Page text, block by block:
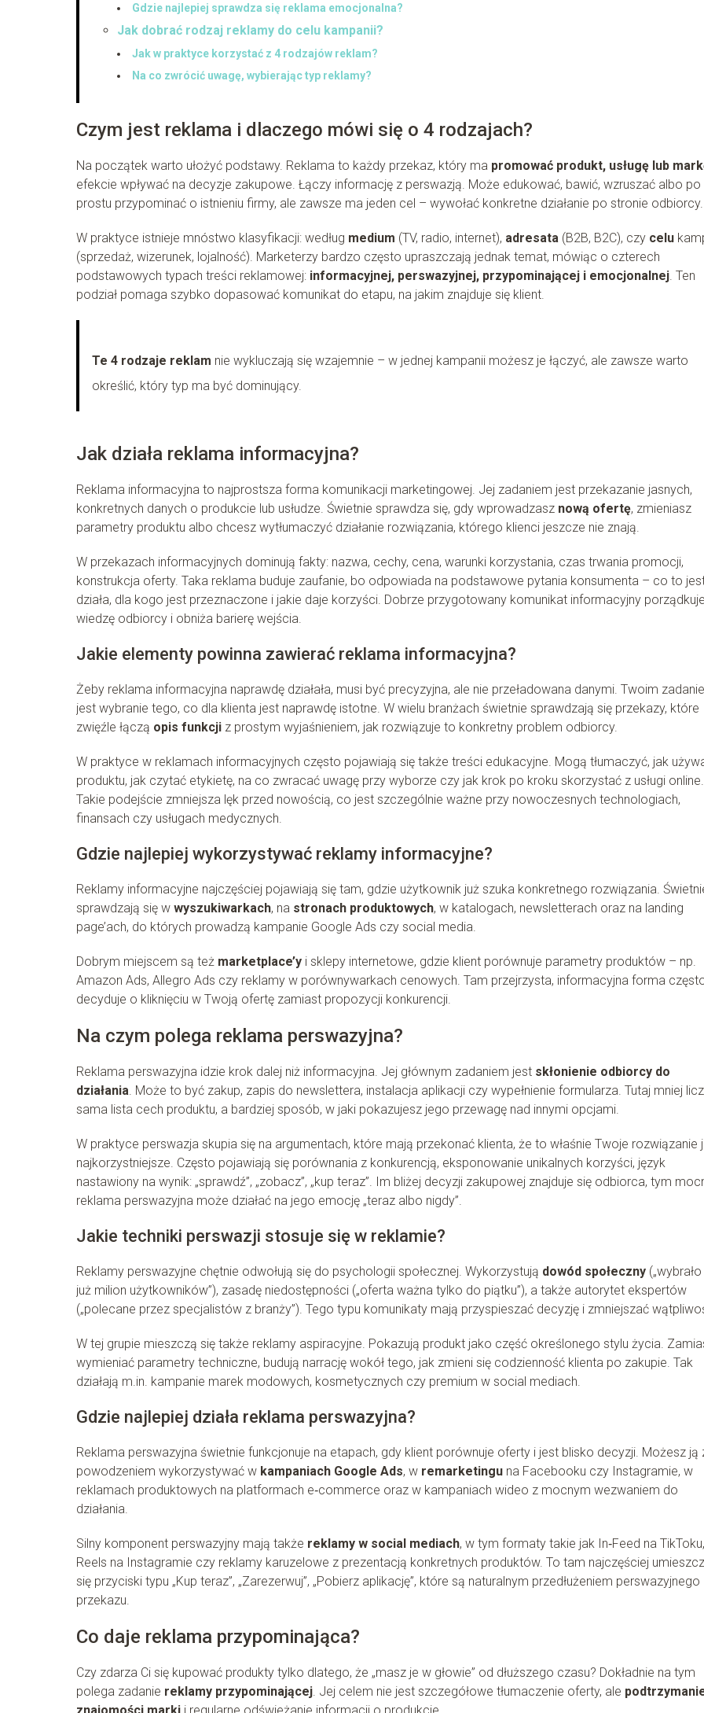
Gdzie najlepiej sprawdza się reklama emocjonalna?
Jak dobrać rodzaj reklamy do celu kampanii?
Jak w praktyce korzystać z 4 rodzajów reklam?
Na co zwrócić uwagę, wybierając typ reklamy?
Czym jest reklama i dlaczego mówi się o 4 rodzajach?
Na początek warto ułożyć podstawy. Reklama to każdy przekaz, który ma promować produkt, usługę lub
efekcie wpływać na decyzje zakupowe. Łączy informację z perswazją. Może edukować, bawić, wzruszać albo po
prostu przypominać o istnieniu firmy, ale zawsze ma jeden cel – wywołać konkretne działanie po stronie odbiorcy.
W praktyce istnieje mnóstwo klasyfikacji: według medium (TV, radio, internet), adresata (B2B, B2C), czy celu
(sprzedaż, wizerunek, lojalność). Marketerzy bardzo często upraszczają jednak temat, mówiąc o czterech
podstawowych typach treści reklamowej: informacyjnej, perswazyjnej, przypominającej i emocjonalnej. Ten
podział pomaga szybko dopasować komunikat do etapu, na jakim znajduje się klient.
Te 4 rodzaje reklam nie wykluczają się wzajemnie – w jednej kampanii możesz je łączyć, ale zawsze warto
określić, który typ ma być dominujący.
Jak działa reklama informacyjna?
Reklama informacyjna to najprostsza forma komunikacji marketingowej. Jej zadaniem jest przekazanie jasnych,
konkretnych danych o produkcie lub usłudze. Świetnie sprawdza się, gdy wprowadzasz nową ofertę, zmieniasz
parametry produktu albo chcesz wytłumaczyć działanie rozwiązania, którego klienci jeszcze nie znają.
W przekazach informacyjnych dominują fakty: nazwa, cechy, cena, warunki korzystania, czas trwania promocji,
konstrukcja oferty. Taka reklama buduje zaufanie, bo odpowiada na podstawowe pytania konsumenta – co to
działa, dla kogo jest przeznaczone i jakie daje korzyści. Dobrze przygotowany komunikat informacyjny
wiedzę odbiorcy i obniża barierę wejścia.
Jakie elementy powinna zawierać reklama informacyjna?
Żeby reklama informacyjna naprawdę działała, musi być precyzyjna, ale nie przeładowana danymi. Twoim
jest wybranie tego, co dla klienta jest naprawdę istotne. W wielu branżach świetnie sprawdzają się przekazy, które
zwięźle łączą opis funkcji z prostym wyjaśnieniem, jak rozwiązuje to konkretny problem odbiorcy.
W praktyce w reklamach informacyjnych często pojawiają się także treści edukacyjne. Mogą tłumaczyć, jak
produktu, jak czytać etykietę, na co zwracać uwagę przy wyborze czy jak krok po kroku skorzystać z usługi online.
Takie podejście zmniejsza lęk przed nowością, co jest szczególnie ważne przy nowoczesnych technologiach,
finansach czy usługach medycznych.
Gdzie najlepiej wykorzystywać reklamy informacyjne?
Reklamy informacyjne najczęściej pojawiają się tam, gdzie użytkownik już szuka konkretnego rozwiązania.
sprawdzają się w wyszukiwarkach, na stronach produktowych, w katalogach, newsletterach oraz na landing
page’ach, do których prowadzą kampanie Google Ads czy social media.
Dobrym miejscem są też marketplace’y i sklepy internetowe, gdzie klient porównuje parametry produktów – np.
Amazon Ads, Allegro Ads czy reklamy w porównywarkach cenowych. Tam przejrzysta, informacyjna forma
decyduje o kliknięciu w Twoją ofertę zamiast propozycji konkurencji.
Na czym polega reklama perswazyjna?
Reklama perswazyjna idzie krok dalej niż informacyjna. Jej głównym zadaniem jest skłonienie odbiorcy do
działania. Może to być zakup, zapis do newslettera, instalacja aplikacji czy wypełnienie formularza. Tutaj mniej
sama lista cech produktu, a bardziej sposób, w jaki pokazujesz jego przewagę nad innymi opcjami.
W praktyce perswazja skupia się na argumentach, które mają przekonać klienta, że to właśnie Twoje rozwiązanie
najkorzystniejsze. Często pojawiają się porównania z konkurencją, eksponowanie unikalnych korzyści, język
nastawiony na wynik: „sprawdź”, „zobacz”, „kup teraz”. Im bliżej decyzji zakupowej znajduje się odbiorca, tym
reklama perswazyjna może działać na jego emocję „teraz albo nigdy”.
Jakie techniki perswazji stosuje się w reklamie?
Reklamy perswazyjne chętnie odwołują się do psychologii społecznej. Wykorzystują dowód społeczny
już milion użytkowników”), zasadę niedostępności („oferta ważna tylko do piątku”), a także autorytet ekspertów
(„polecane przez specjalistów z branży”). Tego typu komunikaty mają przyspieszać decyzję i zmniejszać
W tej grupie mieszczą się także reklamy aspiracyjne. Pokazują produkt jako część określonego stylu życia.
wymieniać parametry techniczne, budują narrację wokół tego, jak zmieni się codzienność klienta po zakupie. Tak
działają m.in. kampanie marek modowych, kosmetycznych czy premium w social mediach.
Gdzie najlepiej działa reklama perswazyjna?
Reklama perswazyjna świetnie funkcjonuje na etapach, gdy klient porównuje oferty i jest blisko decyzji. Możesz ją
powodzeniem wykorzystywać w kampaniach Google Ads, w remarketingu na Facebooku czy Instagramie, w
reklamach produktowych na platformach e‑commerce oraz w kampaniach wideo z mocnym wezwaniem do
działania.
Silny komponent perswazyjny mają także reklamy w social mediach, w tym formaty takie jak In‑Feed na TikToku,
Reels na Instagramie czy reklamy karuzelowe z prezentacją konkretnych produktów. To tam najczęściej
się przyciski typu „Kup teraz”, „Zarezerwuj”, „Pobierz aplikację”, które są naturalnym przedłużeniem perswazyjnego
przekazu.
Co daje reklama przypominająca?
Czy zdarza Ci się kupować produkty tylko dlatego, że „masz je w głowie” od dłuższego czasu? Dokładnie na tym
polega zadanie reklamy przypominającej. Jej celem nie jest szczegółowe tłumaczenie oferty, ale